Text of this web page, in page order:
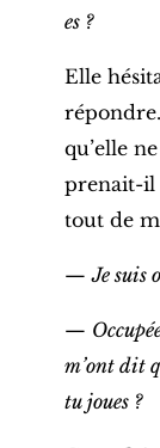
es ?
Elle
répondre.
qu’elle
prenait-il
tout de
—Je suis
—
m’ont dit
tu joues ?